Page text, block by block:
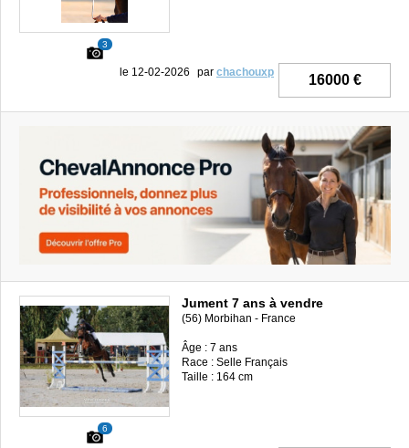
3
16000 €
le 12-02-2026 par chachouxp
6
Jument 7 ans à vendre
(56) Morbihan - France
Âge : 7 ans
Race : Selle Français
Taille : 164 cm